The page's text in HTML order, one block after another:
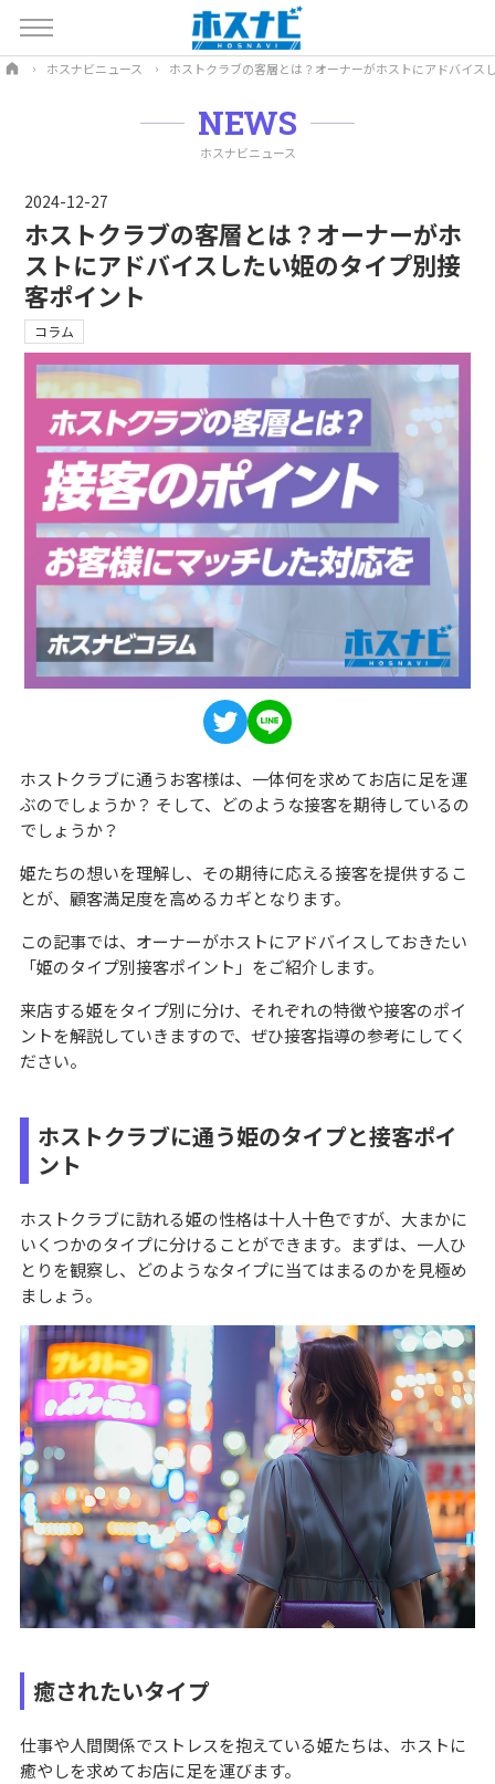
ホスナビニュース ホストクラブの客層とは？オーナーがホストにアドバイス
NEWS
ホスナビニュース
2024-12-27
ホストクラブの客層とは？オーナーがホ
ストにアドバイスしたい姫のタイプ別接
客ポイント
コラム
ホストクラブに通うお客様は、一体何を求めてお店に足を運
ぶのでしょうか？ そして、どのような接客を期待しているの
でしょうか？
姫たちの想いを理解し、その期待に応える接客を提供するこ
とが、顧客満足度を高めるカギとなります。
この記事では、オーナーがホストにアドバイスしておきたい
「姫のタイプ別接客ポイント」をご紹介します。
来店する姫をタイプ別に分け、それぞれの特徴や接客のポイ
ントを解説していきますので、ぜひ接客指導の参考にしてく
ださい。
ホストクラブに通う姫のタイプと接客ポイ
ント
ホストクラブに訪れる姫の性格は十人十色ですが、大まかに
いくつかのタイプに分けることができます。まずは、一人ひ
とりを観察し、どのようなタイプに当てはまるのかを見極め
ましょう。
癒されたいタイプ
仕事や人間関係でストレスを抱えている姫たちは、ホストに
癒やしを求めてお店に足を運びます。